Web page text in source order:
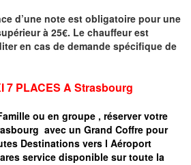
d’une note est obligatoire pour une
à 25€. Le chauffeur est
en cas de demande spécifique de
7 PLACES A Strasbourg
ou en groupe , réserver votre
avec un Grand Coffre pour
Destinations vers l Aéroport
service disponible sur toute la